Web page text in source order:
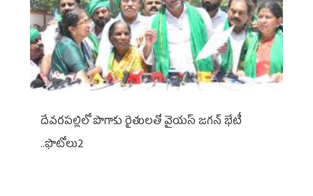
దేవరపల్లిలో పొగాకు రైతులతో వైయస్ జగన్ భేటీ
..ఫొటోలు2